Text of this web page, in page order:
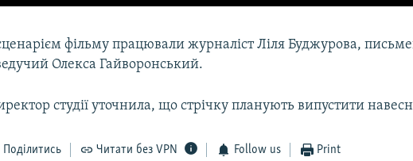
фільму працювали журналіст Ліля Буджурова,
Олекса Гайворонський.
студії уточнила, що стрічку планують випустити
Поділитись Читати без VPN Follow us Print